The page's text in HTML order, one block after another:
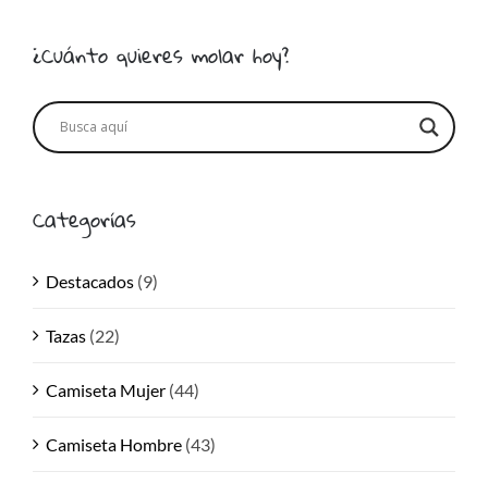
¿Cuánto quieres molar hoy?
Categorías
Destacados (9)
Tazas (22)
Camiseta Mujer (44)
Camiseta Hombre (43)